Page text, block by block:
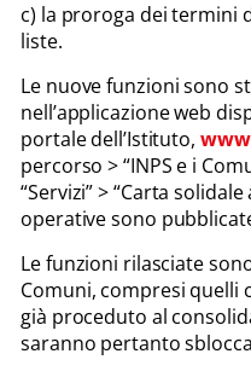
c) la proroga dei termini
liste.
Le nuove funzioni sono
nell’applicazione web
portale dell’Istituto,
percorso > “INPS e i
“Servizi” > “Carta
operative sono
Le funzioni rilasciate
Comuni, compresi quelli
già proceduto al
saranno pertanto